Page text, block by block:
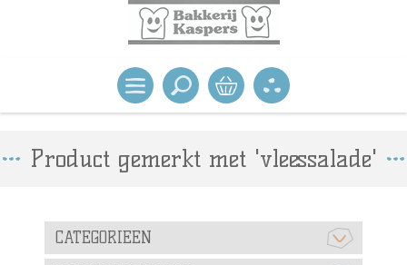
Product gemerkt met 'vleessalade'
CATEGORIEEN